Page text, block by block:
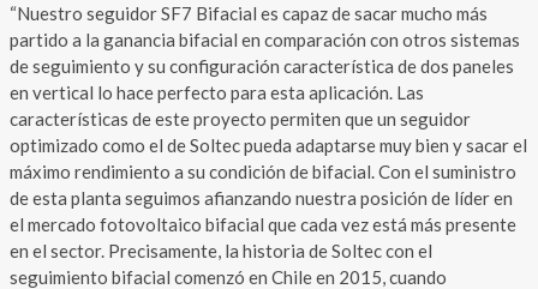
“Nuestro seguidor SF7 Bifacial es capaz de sacar mucho más
partido a la ganancia bifacial en comparación con otros sistemas
de seguimiento y su configuración característica de dos paneles
en vertical lo hace perfecto para esta aplicación. Las
características de este proyecto permiten que un seguidor
optimizado como el de Soltec pueda adaptarse muy bien y sacar el
máximo rendimiento a su condición de bifacial. Con el suministro
de esta planta seguimos afianzando nuestra posición de líder en
el mercado fotovoltaico bifacial que cada vez está más presente
en el sector. Precisamente, la historia de Soltec con el
seguimiento bifacial comenzó en Chile en 2015, cuando